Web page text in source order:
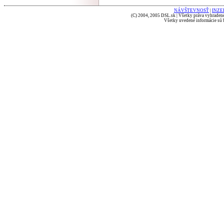
NÁVŠTEVNOSŤ
(C) 2004, 2005 DSL.sk | Všetky práva
Všetky uvedené informácie sú